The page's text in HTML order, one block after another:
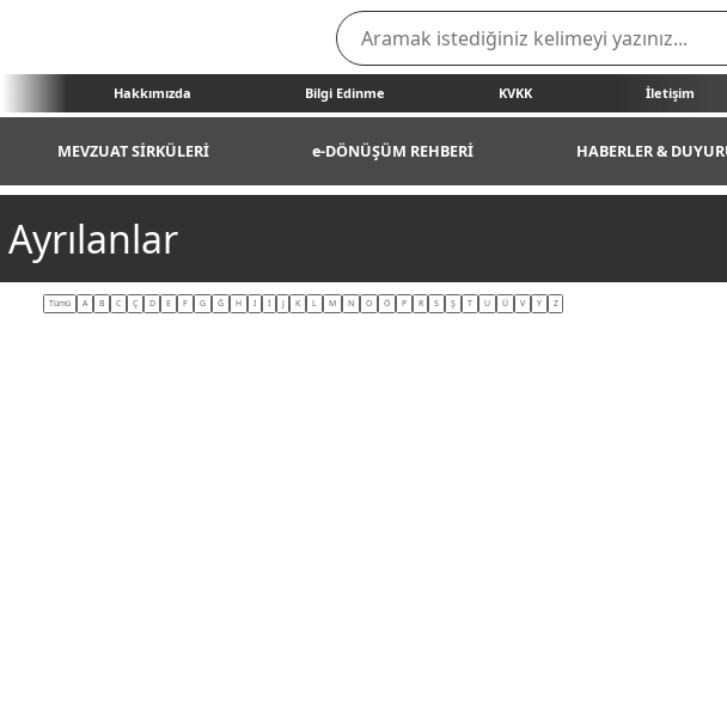
Hakkımızda Bilgi Edinme KVKK İletişim
MEVZUAT SİRKÜLERİ e-DÖNÜŞÜM REHBERİ HABERLER &
Tümü A B C Ç D E F G Ğ H I İ J K L M N O Ö P R S Ş T U Ü V Y Z